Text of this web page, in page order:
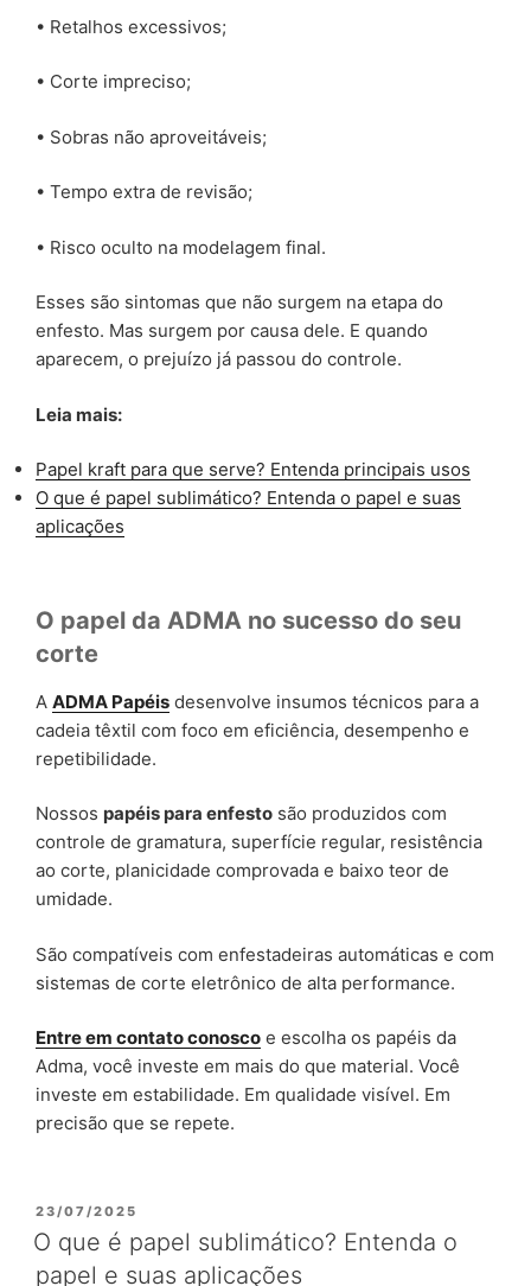
• Retalhos excessivos;
• Corte impreciso;
• Sobras não aproveitáveis;
• Tempo extra de revisão;
• Risco oculto na modelagem final.
Esses são sintomas que não surgem na etapa do
enfesto. Mas surgem por causa dele. E quando
aparecem, o prejuízo já passou do controle.
Leia mais:
Papel kraft para que serve? Entenda principais usos
O que é papel sublimático? Entenda o papel e suas
aplicações
O papel da ADMA no sucesso do seu
corte
A ADMA Papéis desenvolve insumos técnicos para a
cadeia têxtil com foco em eficiência, desempenho e
repetibilidade.
Nossos papéis para enfesto são produzidos com
controle de gramatura, superfície regular, resistência
ao corte, planicidade comprovada e baixo teor de
umidade.
São compatíveis com enfestadeiras automáticas e com
sistemas de corte eletrônico de alta performance.
Entre em contato conosco e escolha os papéis da
Adma, você investe em mais do que material. Você
investe em estabilidade. Em qualidade visível. Em
precisão que se repete.
23/07/2025
O que é papel sublimático? Entenda o
papel e suas aplicações